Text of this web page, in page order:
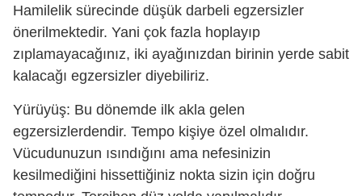
Hamilelik sürecinde düşük darbeli egzersizler
önerilmektedir. Yani çok fazla hoplayıp
zıplamayacağınız, iki ayağınızdan birinin yerde sabit
kalacağı egzersizler diyebiliriz.
Yürüyüş: Bu dönemde ilk akla gelen
egzersizlerdendir. Tempo kişiye özel olmalıdır.
Vücudunuzun ısındığını ama nefesinizin
kesilmediğini hissettiğiniz nokta sizin için doğru